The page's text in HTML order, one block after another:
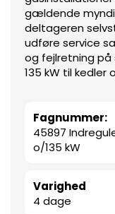
gældende
deltageren
udføre service
og fejlretning
135 kW til kedler
Fagnummer:
45897
o/135 kW
Varighed
4 dage